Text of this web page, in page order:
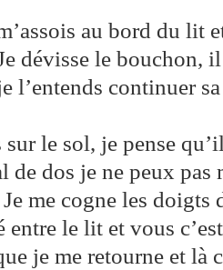
au bord du lit
dévisse le bouchon,
l’entends continuer
le sol, je pense
de dos je ne peux pas
me cogne les doigts
entre le lit et vous
je me retourne et là